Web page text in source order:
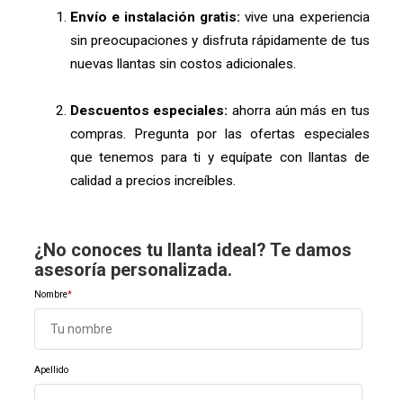
Envío e instalación gratis: vive una experiencia
sin preocupaciones y disfruta rápidamente de tus
nuevas llantas sin costos adicionales.
Descuentos especiales: ahorra aún más en tus
compras. Pregunta por las ofertas especiales
que tenemos para ti y equípate con llantas de
calidad a precios increíbles.
¿No conoces tu llanta ideal? Te damos
asesoría personalizada.
Nombre*
Apellido